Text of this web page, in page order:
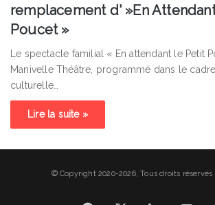
remplacement d' »En
Poucet »
Le spectacle familial « En attendant le Petit
Manivelle Théâtre, programmé dans le
culturelle…
Lire la suite »
© Copyright 2020-2026, Tous droits